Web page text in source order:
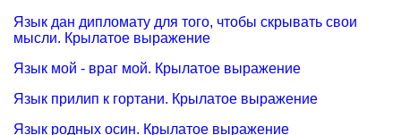
Язык дан дипломату для того, чтобы скрывать свои
мысли. Крылатое выражение
Язык мой - враг мой. Крылатое выражение
Язык прилип к гортани. Крылатое выражение
Язык родных осин. Крылатое выражение